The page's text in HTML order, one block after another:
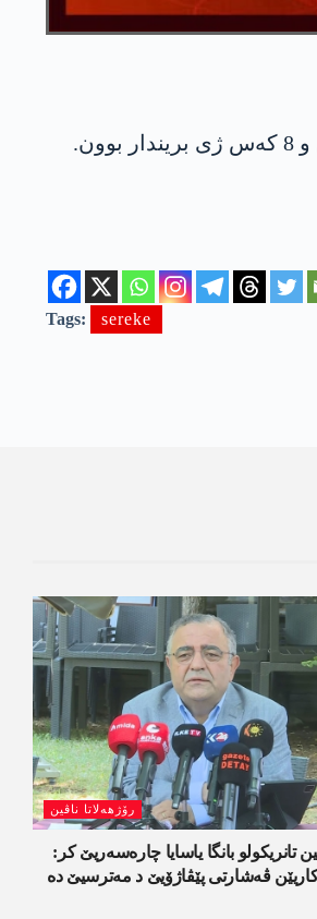
Tags: sereke
رۆژھەلاتا ناڤین
تانریکولو بانگا یاسایا چارەسەریێ کر:
ڤەشارتی پێڤاژۆیێ د مەترسیێ دە